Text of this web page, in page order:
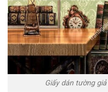
Giấy dán tường